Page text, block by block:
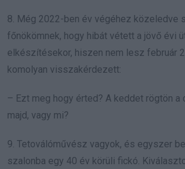
8. Még 2022-ben év végéhez közeledve
főnökömnek, hogy hibát vétett a jövő évi
elkészítésekor, hiszen nem lesz február
komolyan visszakérdezett:
– Ezt meg hogy érted? A keddet rögtön a
majd, vagy mi?
9. Tetoválóművész vagyok, és egyszer
szalonba egy 40 év körüli fickó.